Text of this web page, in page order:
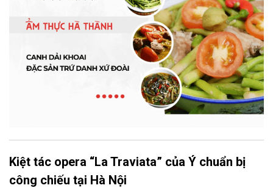
Kiệt tác opera “La Traviata” của Ý chuẩn bị
công chiếu tại Hà Nội